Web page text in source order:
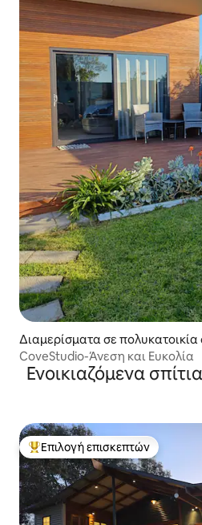
Διαμερίσματα σε
Hallett Cove
CoveStudio-Άνεση και Ευκολία
Ενοικιαζόμενα
Κορυφαία επιλογή επισκεπτών
Επιλογή επισκεπτών